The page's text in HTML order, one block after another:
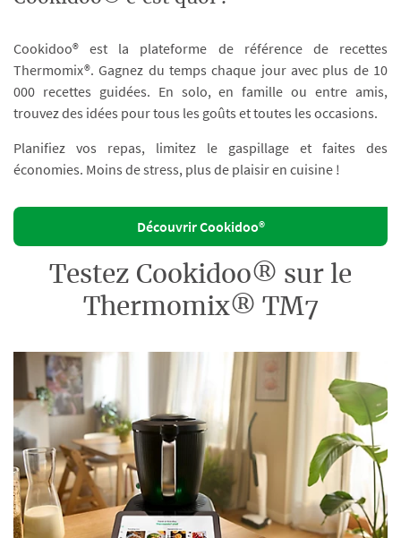
Cookidoo® est la plateforme de référence de recettes
Thermomix®. Gagnez du temps chaque jour avec plus de 10
000 recettes guidées. En solo, en famille ou entre amis,
trouvez des idées pour tous les goûts et toutes les occasions.
Planifiez vos repas, limitez le gaspillage et faites des
économies. Moins de stress, plus de plaisir en cuisine !
Découvrir Cookidoo®
Testez Cookidoo® sur le
Thermomix® TM7